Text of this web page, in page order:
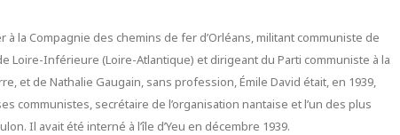
à la Compagnie des chemins de fer d’Orléans, militant communiste de
Loire-Inférieure (Loire-Atlantique) et dirigeant du Parti communiste à la
et de Nathalie Gaugain, sans profession, Émile David était, en 1939,
communistes, secrétaire de l’organisation nantaise et l’un des plus
Il avait été interné à l’île d’Yeu en décembre 1939.